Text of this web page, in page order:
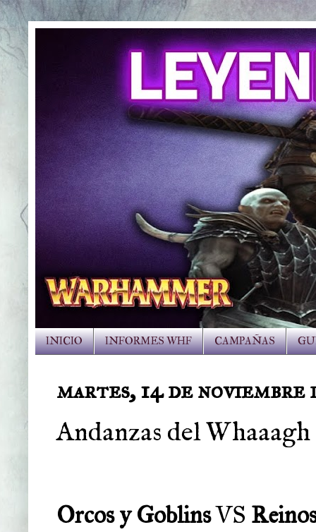
INICIO INFORMES WHF CAMPAÑAS
martes, 14 de noviembre
Andanzas del
Orcos y GoblinsVS